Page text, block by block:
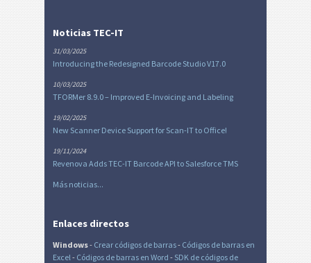
Noticias TEC-IT
31/03/2025
Introducing the Redesigned Barcode Studio V17.0
10/03/2025
TFORMer 8.9.0 – Improved E-Invoicing and Labeling
19/02/2025
New Scanner Device Support for Scan-IT to Office!
19/11/2024
Revenova Adds TEC-IT Barcode API to Salesforce TMS
Más noticias...
Enlaces directos
Windows- Crear códigos de barras- Códigos de barras en
Excel - Códigos de barras en Word - SDK de códigos de